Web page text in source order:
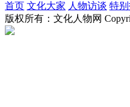
首页 文化大家 人物访谈 特
版权所有：文化人物网